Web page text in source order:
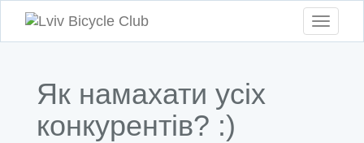
Toggle
Як намахати усіх
конкурентів? :)